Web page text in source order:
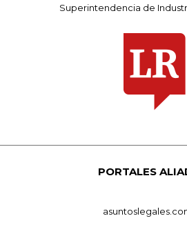
Superintendencia de
PORTALES